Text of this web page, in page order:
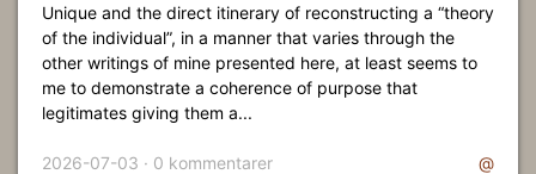
Unique and the direct itinerary of reconstructing a “theory
of the individual”, in a manner that varies through the
other writings of mine presented here, at least seems to
me to demonstrate a coherence of purpose that
legitimates giving them a...
2026-07-03 · 0 kommentarer @